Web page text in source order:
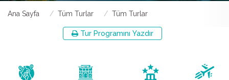
Ana Sayfa Tüm Turlar Tüm Turlar
Tur Programını Yazdır